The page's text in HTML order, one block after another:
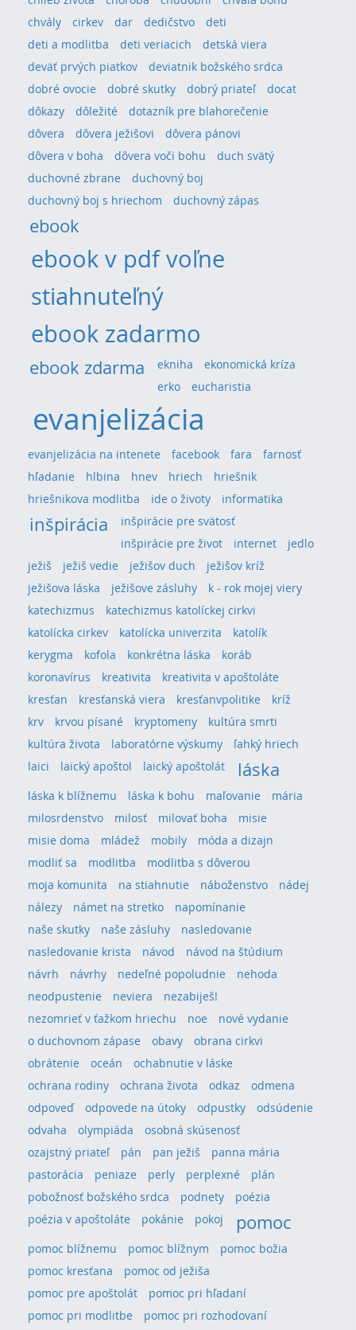
chvály
cirkev dar dedičstvo
deti
deti a modlitba
deti veriacich
detská viera
deväť prvých piatkov
deviatnik božského srdca
dobré ovocie
dobré skutky dobrý priateľ
docat
dôkazy
dôležité
dotazník pre blahorečenie
dôvera
dôvera ježišovi
dôvera pánovi
dôvera v boha
dôvera voči bohu
duch svätý
duchovné zbrane
duchovný boj
duchovný boj s hriechom
duchovný zápas
ebook
ebook v pdf voľne
stiahnuteľný
ebook zadarmo
ebook zdarma ekniha
ekonomická kríza
erko
eucharistia
evanjelizácia
evanjelizácia na intenete facebook fara
farnosť
hľadanie
hlbina hnev hriech
hriešnik
hriešnikova modlitba
ide o životy informatika
inšpirácia
inšpirácie pre svätosť
inšpirácie pre život
internet
jedlo
ježiš
ježiš vedie ježišov duch
ježišov kríž
ježišova láska
ježišove zásluhy
k - rok mojej viery
katechizmus
katechizmus katolíckej cirkvi
katolícka cirkev
katolícka univerzita
katolík
kerygma
kofola konkrétna láska
koráb
koronavírus
kreativita
kreativita v apoštoláte
kresťan
kresťanská viera kresťanvpolitike
kríž
krv
krvou písané kryptomeny
kultúra smrti
kultúra života
laboratórne výskumy
ľahký hriech
laici
laický apoštol laický apoštolát láska
láska k blížnemu láska k bohu maľovanie
mária
milosrdenstvo
milosť milovať boha
misie
misie doma
mládež mobily
móda a dizajn
modliť sa
modlitba
modlitba s dôverou
moja komunita
na stiahnutie náboženstvo
nádej
nálezy
námet na stretko
napomínanie
naše skutky
naše zásluhy
nasledovanie
nasledovanie krista
návod
návod na štúdium
návrh
návrhy nedeľné popoludnie
nehoda
neodpustenie
neviera
nezabiješ!
nezomrieť v ťažkom hriechu
noe
nové vydanie
o duchovnom zápase
obavy
obrana cirkvi
obrátenie
oceán
ochabnutie v láske
ochrana rodiny
ochrana života odkaz
odmena
odpoveď
odpovede na útoky odpustky
odsúdenie
odvaha
olympiáda
osobná skúsenosť
ozajstný priateľ
pán pan ježiš
panna mária
pastorácia
peniaze perly perplexné
plán
pobožnosť božského srdca
podnety
poézia
poézia v apoštoláte
pokánie pokoj pomoc
pomoc blížnemu pomoc blížnym
pomoc božia
pomoc kresťana
pomoc od ježiša
pomoc pre apoštolát
pomoc pri hľadaní
pomoc pri modlitbe
pomoc pri rozhodovaní